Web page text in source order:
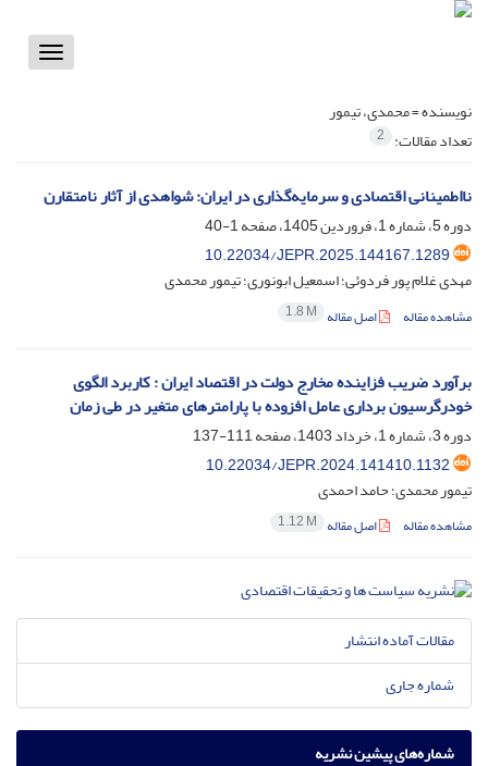
Toggle
نویسنده =محمدی، تیمور
تعداد مقالات: 2
نااطمینانی اقتصادی و سرمایه‌گذاری در ایران: شواهدی از آثار نامتقارن
دوره 5، شماره 1، فروردین 1405، صفحه
1-40
10.22034/JEPR.2025.144167.1289
مهدی غلام پور فردوئی؛ اسمعیل ابونوری؛ تیمور محمدی
مشاهده مقاله اصل مقاله 1.8 M
برآورد ضریب فزاینده مخارج دولت در اقتصاد ایران : کاربرد الگوی
خود‌رگرسیون برداری عامل افزوده با پارامترهای متغیر در طی زمان
دوره 3، شماره 1، خرداد 1403، صفحه
111-137
10.22034/JEPR.2024.141410.1132
تیمور محمدی؛ حامد احمدی
مشاهده مقاله اصل مقاله 1.12 M
مقالات آماده انتشار
شماره جاری
شماره‌های پیشین نشریه